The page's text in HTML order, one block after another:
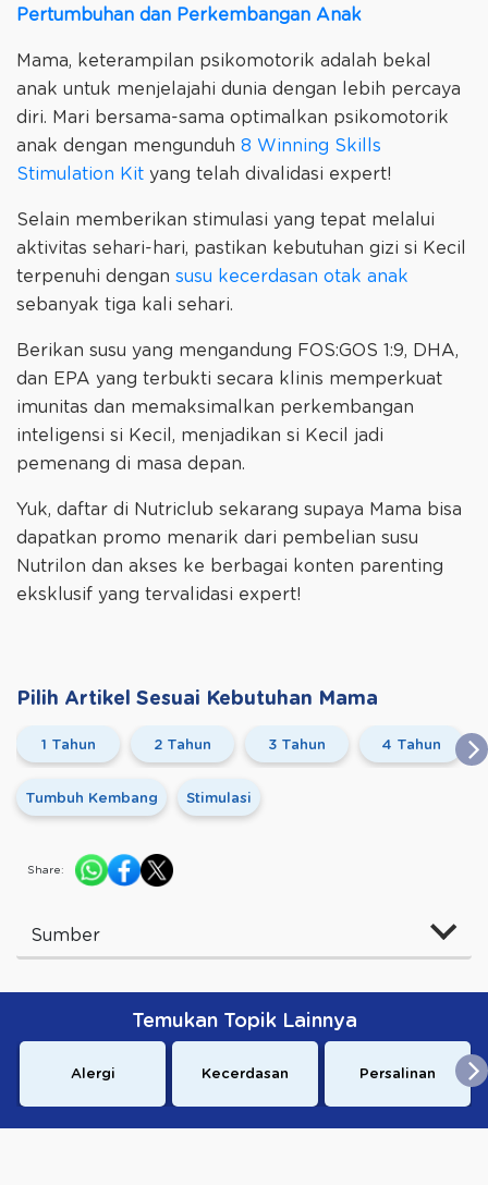
Pertumbuhan dan Perkembangan Anak
Mama, keterampilan psikomotorik adalah bekal
anak untuk menjelajahi dunia dengan lebih percaya
diri. Mari bersama-sama optimalkan psikomotorik
anak dengan mengunduh 8 Winning Skills
Stimulation Kit yang telah divalidasi expert!
Selain memberikan stimulasi yang tepat melalui
aktivitas sehari-hari, pastikan kebutuhan gizi si Kecil
terpenuhi dengan susu kecerdasan otak anak
sebanyak tiga kali sehari.
Berikan susu yang mengandung FOS:GOS 1:9, DHA,
dan EPA yang terbukti secara klinis memperkuat
imunitas dan memaksimalkan perkembangan
inteligensi si Kecil, menjadikan si Kecil jadi
pemenang di masa depan.
Yuk, daftar di Nutriclub sekarang supaya Mama bisa
dapatkan promo menarik dari pembelian susu
Nutrilon dan akses ke berbagai konten parenting
eksklusif yang tervalidasi expert!
Pilih Artikel Sesuai Kebutuhan Mama
1 Tahun 2 Tahun 3 Tahun 4 Tahun
Tumbuh Kembang Stimulasi
Share:
Sumber
Temukan Topik Lainnya
Alergi Kecerdasan Persalinan